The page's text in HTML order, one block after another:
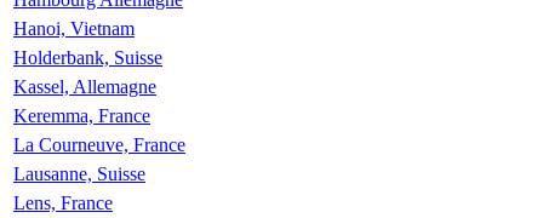
Hanoi, Vietnam
Holderbank, Suisse
Kassel, Allemagne
Keremma, France
La Courneuve, France
Lausanne, Suisse
Lens, France